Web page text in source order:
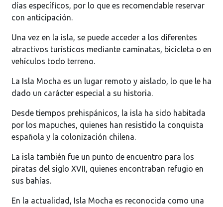
días específicos, por lo que es recomendable reservar
con anticipación.
Una vez en la isla, se puede acceder a los diferentes
atractivos turísticos mediante caminatas, bicicleta o en
vehículos todo terreno.
La Isla Mocha es un lugar remoto y aislado, lo que le ha
dado un carácter especial a su historia.
Desde tiempos prehispánicos, la isla ha sido habitada
por los mapuches, quienes han resistido la conquista
española y la colonización chilena.
La isla también fue un punto de encuentro para los
piratas del siglo XVII, quienes encontraban refugio en
sus bahías.
En la actualidad, Isla Mocha es reconocida como una